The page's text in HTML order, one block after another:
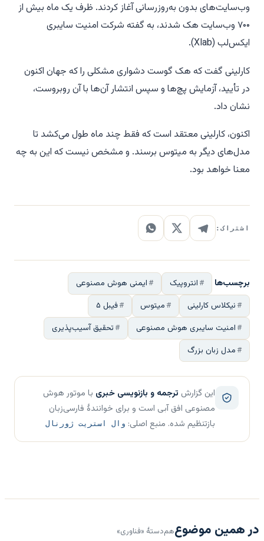
وب‌سایت‌های بدون به‌روزرسانی آغاز کردند. ظرف یک ماه بیش از
۷۰۰ وب‌سایت هک شدند، به گفته شرکت امنیت سایبری
ایکس‌لب (Xlab).
کارلینی گفت که هک گوست دشواری مشکلی را که جهان اکنون
در تأیید، آزمایش پچ‌ها و سپس انتشار آن‌ها با آن روبروست،
نشان داد.
اکنون، کارلینی معتقد است که فقط چند ماه طول می‌کشد تا
مدل‌های دیگر به میتوس برسند. و مشخص نیست که این به چه
معنا خواهد بود.
اشتراک:
برچسب‌ها انتروپیک
ایمنی هوش مصنوعی
نیکلاس کارلینی
میتوس
فیبل ۵
امنیت سایبری هوش مصنوعی
تحقیق آسیب‌پذیری
مدل زبان بزرگ
این گزارش ترجمه و بازنویسی خبری با موتور هوش
مصنوعی افق آبی است و برای خوانندهٔ فارسی‌زبان
بازتنظیم شده. منبع اصلی: وال استریت ژورنال
در همین موضوعهم‌دستهٔ «فناوری»